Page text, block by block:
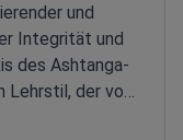
und
Integrität und
des Ashtanga-
der von
ist, hat sich der